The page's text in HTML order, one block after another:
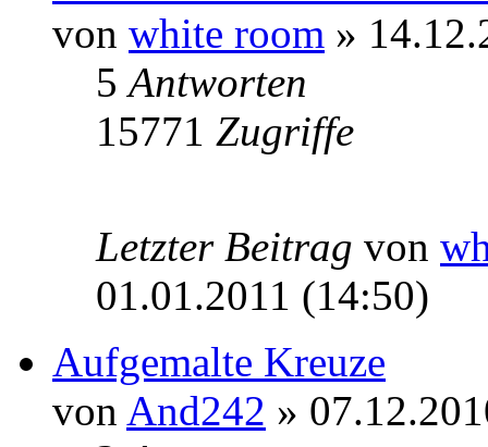
von white room »
5Antworten
15771 Zugriffe
Letzter Beitrag von
01.01.2011 (14:50)
Aufgemalte Kreuze
von And242 »